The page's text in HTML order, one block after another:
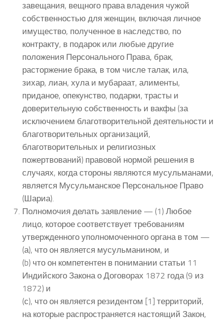
завещания, вещного права владения чужой
собственностью для женщин, включая личное
имущество, полученное в наследство, по
контракту, в подарок или любые другие
положения Персонального Права, брак,
расторжение брака, в том числе талак, ила,
зихар, лиан, хула и мубараат, алименты,
приданое, опекунство, подарки, трасты и
доверительную собственность и вакфы (за
исключением благотворительной деятельности и
благотворительных организаций,
благотворительных и религиозных
пожертвований) правовой нормой решения в
случаях, когда стороны являются мусульманами,
является Мусульманское Персональное Право
(Шариа).
Полномочия делать заявление — (1) Любое
лицо, которое соответствует требованиям
утвержденного уполномоченного органа в том —
(а), что он является мусульманином, и
(b) что он компетентен в понимании статьи 11
Индийского Закона о Договорах 1872 года (9 из
1872) и
(с), что он является резидентом [1] территорий,
на которые распространяется настоящий Закон,